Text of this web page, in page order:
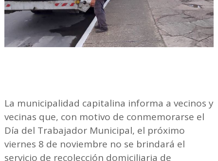
La municipalidad capitalina informa a vecinos y
vecinas que, con motivo de conmemorarse el
Día del Trabajador Municipal, el próximo
viernes 8 de noviembre no se brindará el
servicio de recolección domiciliaria de